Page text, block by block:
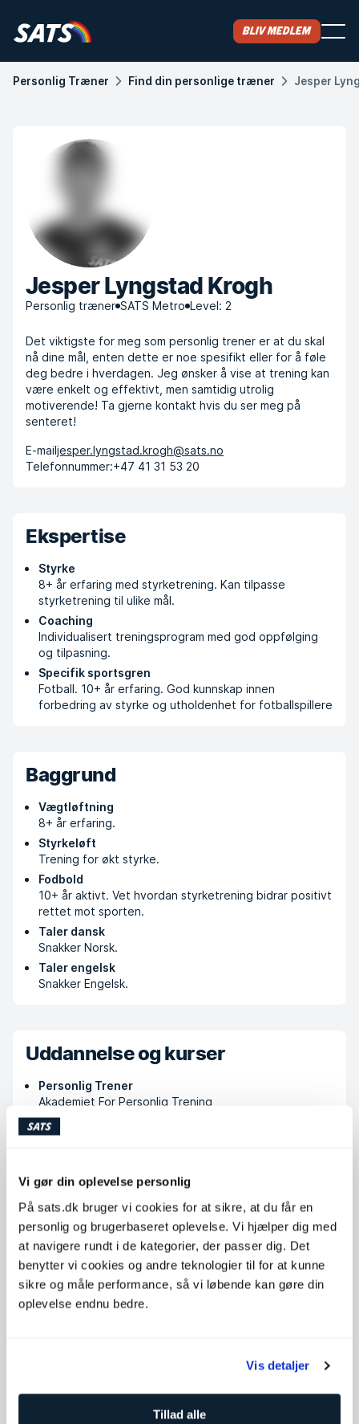
Vi gør din oplevelse personlig
På sats.dk bruger vi cookies for at sikre, at du får en
personlig og brugerbaseret oplevelse. Vi hjælper dig med
at navigere rundt i de kategorier, der passer dig. Det
benytter vi cookies og andre teknologier til for at kunne
sikre og måle performance, så vi løbende kan gøre din
oplevelse endnu bedre.
Vis detaljer
Tillad alle
Bliv medlem
Personlig Træner Find din personlige træner Jesper
Jesper Lyngstad Krogh
Personlig træner SATS Metro Level: 2
Det viktigste for meg som personlig trener er at du skal
nå dine mål, enten dette er noe spesifikt eller for å føle
deg bedre i hverdagen. Jeg ønsker å vise at trening kan
være enkelt og effektivt, men samtidig utrolig
motiverende! Ta gjerne kontakt hvis du ser meg på
senteret!
E-mailjesper.lyngstad.krogh@sats.no
Telefonnummer:+47 41 31 53 20
Ekspertise
Styrke
8+ år erfaring med styrketrening. Kan tilpasse
styrketrening til ulike mål.
Coaching
Individualisert treningsprogram med god oppfølging
og tilpasning.
Specifik sportsgren
Fotball. 10+ år erfaring. God kunnskap innen
forbedring av styrke og utholdenhet for fotballspillere
Baggrund
Vægtløftning
8+ år erfaring.
Styrkeløft
Trening for økt styrke.
Fodbold
10+ år aktivt. Vet hvordan styrketrening bidrar positivt
rettet mot sporten.
Taler dansk
Snakker Norsk.
Taler engelsk
Snakker Engelsk.
Uddannelse og kurser
Personlig Trener
Akademiet For Personlig Trening
Tilgængelige timer
Mandag
07:30 - 15:30
Tirsdag
12:00 - 20:00
Onsdag
07:30 - 15:30